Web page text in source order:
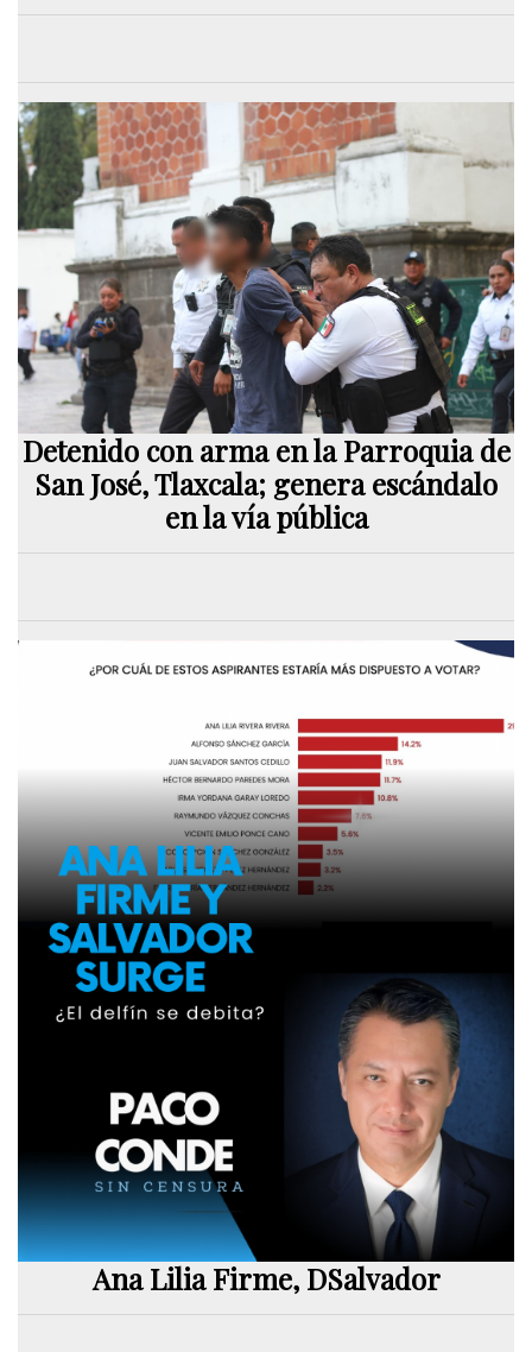
Detenido con arma en la Parroquia de
San José, Tlaxcala; genera escándalo
en la vía pública
Ana Lilia Firme, DSalvador